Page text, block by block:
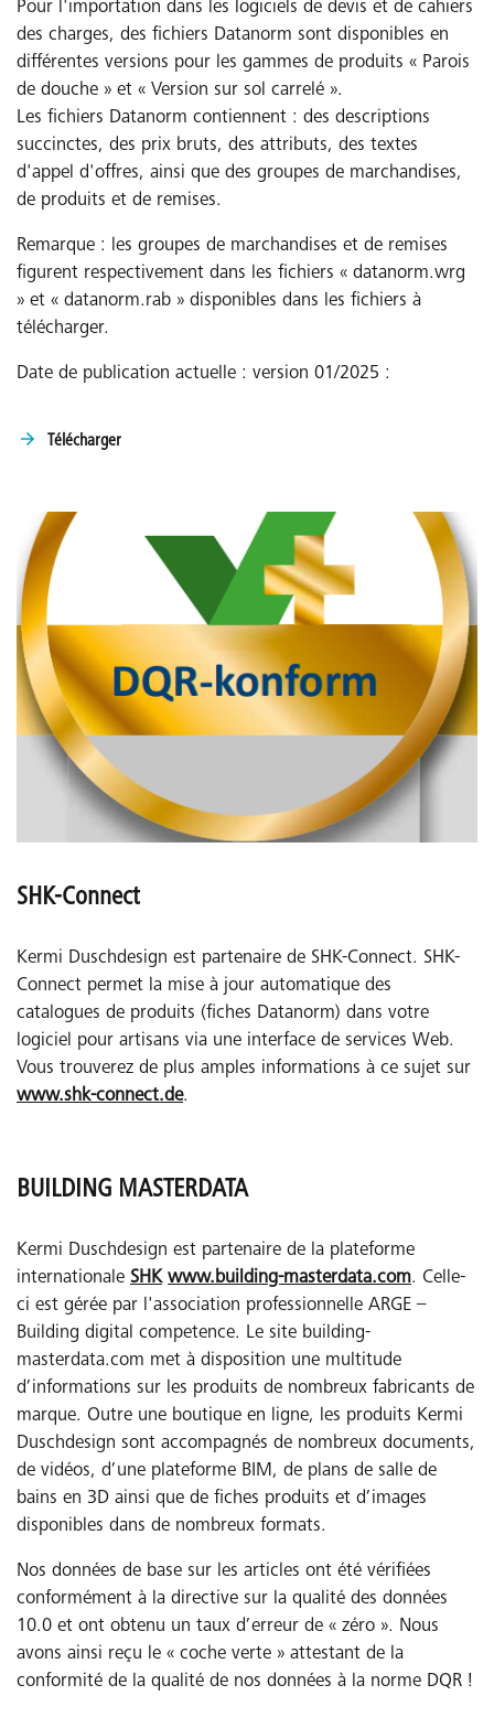
Pour l'importation dans les logiciels de devis et de cahiers
des charges, des fichiers Datanorm sont disponibles en
différentes versions pour les gammes de produits « Parois
de douche » et « Version sur sol carrelé ».
Les fichiers Datanorm contiennent : des descriptions
succinctes, des prix bruts, des attributs, des textes
d'appel d'offres, ainsi que des groupes de marchandises,
de produits et de remises.
Remarque : les groupes de marchandises et de remises
figurent respectivement dans les fichiers « datanorm.wrg
» et « datanorm.rab » disponibles dans les fichiers à
télécharger.
Date de publication actuelle : version 01/2025 :
Télécharger
SHK-Connect
Kermi Duschdesign est partenaire de SHK-Connect. SHK-
Connect permet la mise à jour automatique des
catalogues de produits (fiches Datanorm) dans votre
logiciel pour artisans via une interface de services Web.
Vous trouverez de plus amples informations à ce sujet sur
www.shk-connect.de.
BUILDING MASTERDATA
Kermi Duschdesign est partenaire de la plateforme
internationale SHK www.building-masterdata.com. Celle-
ci est gérée par l'association professionnelle ARGE –
Building digital competence. Le site building-
masterdata.com met à disposition une multitude
d’informations sur les produits de nombreux fabricants de
marque. Outre une boutique en ligne, les produits Kermi
Duschdesign sont accompagnés de nombreux documents,
de vidéos, d’une plateforme BIM, de plans de salle de
bains en 3D ainsi que de fiches produits et d’images
disponibles dans de nombreux formats.
Nos données de base sur les articles ont été vérifiées
conformément à la directive sur la qualité des données
10.0 et ont obtenu un taux d’erreur de « zéro ». Nous
avons ainsi reçu le « coche verte » attestant de la
conformité de la qualité de nos données à la norme DQR !